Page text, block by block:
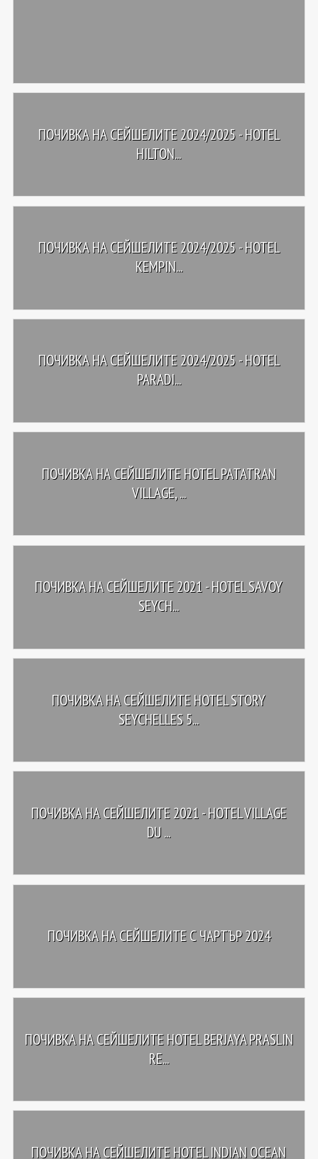
ПОЧИВКА НА СЕЙШЕЛИТЕ 2024/2025 - HOTEL
HILTON...
ПОЧИВКА НА СЕЙШЕЛИТЕ 2024/2025 - HOTEL
KEMPIN...
ПОЧИВКА НА СЕЙШЕЛИТЕ 2024/2025 - HOTEL
PARADI...
ПОЧИВКА НА СЕЙШЕЛИТЕ HOTEL PATATRAN
VILLAGE, ...
ПОЧИВКА НА СЕЙШЕЛИТЕ 2021 - HOTEL SAVOY
SEYCH...
ПОЧИВКА НА СЕЙШЕЛИТЕ HOTEL STORY
SEYCHELLES 5...
ПОЧИВКА НА СЕЙШЕЛИТЕ 2021 - HOTEL VILLAGE
DU ...
ПОЧИВКА НА СЕЙШЕЛИТЕ С ЧАРТЪР 2024
ПОЧИВКА НА СЕЙШЕЛИТЕ HOTEL BERJAYA PRASLIN
RE...
ПОЧИВКА НА СЕЙШЕЛИТЕ HOTEL INDIAN OCEAN